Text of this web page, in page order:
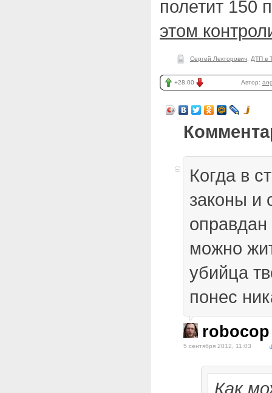
полетит 150
этом
Сергей Лекторович ДТП в
+28.00 Автор:
Когда в
законы и
можно
убийца
понес
robocop
5 сентября 2012, 11:03
Как